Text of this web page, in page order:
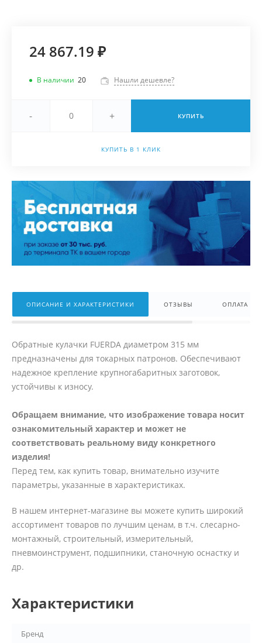
24 867.19 ₽
В наличии 20 Нашли дешевле?
- + КУПИТЬ
КУПИТЬ В 1 КЛИК
ОПИСАНИЕ И ХАРАКТЕРИСТИКИ ОТЗЫВЫ ОПЛАТА
Обратные кулачки FUERDA диаметром 315 мм
предназначены для токарных патронов. Обеспечивают
надежное крепление крупногабаритных заготовок,
устойчивы к износу.
Обращаем внимание, что изображение товара носит
ознакомительный характер и может не
соответствовать реальному виду конкретного
изделия!
Перед тем, как купить товар, внимательно изучите
параметры, указанные в характеристиках.
В нашем интернет-магазине вы можете купить широкий
ассортимент товаров по лучшим ценам, в т.ч. слесарно-
монтажный, строительный, измерительный,
пневмоинструмент, подшипники, станочную оснастку и
др.
Характеристики
Бренд